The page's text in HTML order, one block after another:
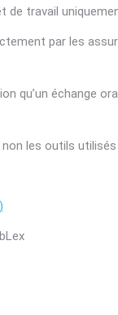
travail
par les
qu’un échange
les outils